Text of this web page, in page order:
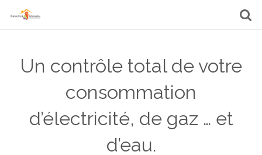
Un contrôle total de votre
consommation
d’électricité, de gaz … et
d’eau.